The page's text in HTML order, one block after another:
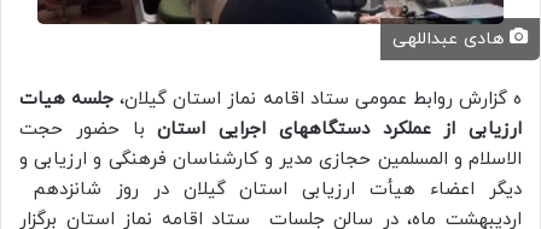
هادی عبداللهی
ه گزارش روابط عمومی ستاد اقامه نماز استان گیلان،جلسه هیات
ارزیابی از عملکرد دستگاههای اجرایی استانبا حضور حجت
الاسلام و المسلمین حجازی مدیر و کارشناسان فرهنگی و ارزیابی و
دیگر اعضاء هیأت ارزیابی استان گیلان در روز شانزدهم
اردیبهشت ماه، در سالن جلسات ستاد اقامه نماز استان برگزار